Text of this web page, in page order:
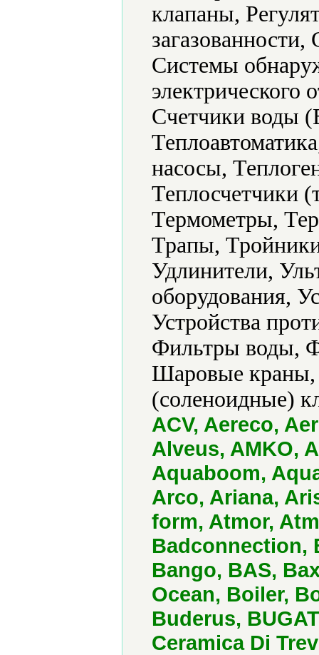
клапаны,
Системы
Счетчики воды
насосы,
Теплосчетчики
Термометры,
Трапы,
Удлинители,
оборудования,
Устройства
Фильтры воды,
Шаровые
(соленоидные)
ACV, Aereco,
Alveus, AMKO,
Aquaboom,
Arco, Ariana,
form, Atmor,
Badconnection,
Bango, BAS,
Ocean, Boiler,
Buderus,
Ceramica Di